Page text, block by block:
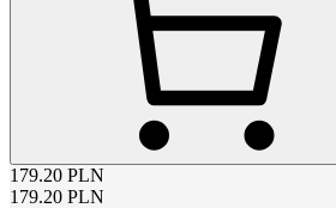
179.20 PLN
179.20 PLN